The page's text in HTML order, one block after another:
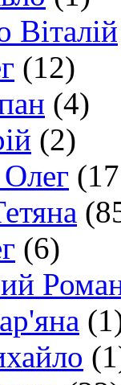
Віталій
(12)
(4)
(2)
(6)